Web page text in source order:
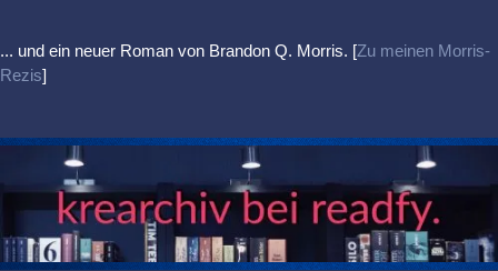
... und ein neuer Roman von Brandon Q. Morris. [Zu meinen Morris-
Rezis]